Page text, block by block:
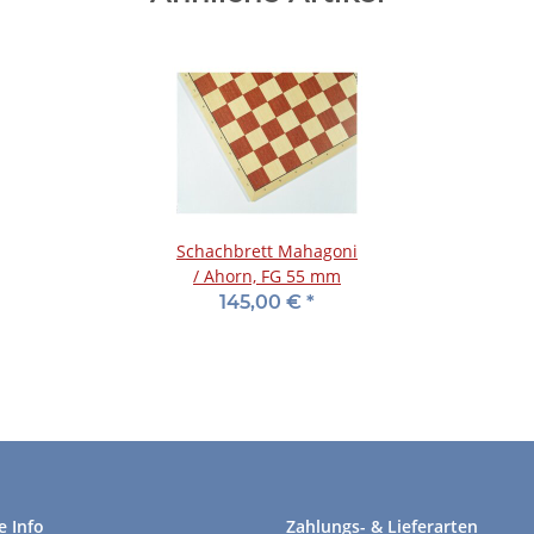
Schachbrett Mahagoni
/ Ahorn, FG 55 mm
145,00 € *
Info Zahlungs- & Lieferarten